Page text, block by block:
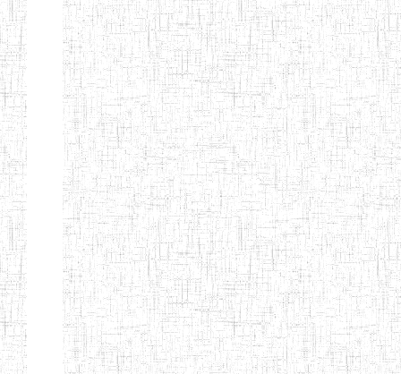
CHRIST THE
KING TEACHER
TRAINING
COLLEGE
04/08/2010 ENIEG
ITCIG SENTTI 14/02/2007 ENIEG
CAMEROON
INCLUSIVE
SPECIAL
EDUCATION
TEACHERS'
TRAINING AND
EMPOWERMENT
27/08/2015 ENIEG